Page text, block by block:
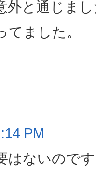
外と通じま
てました。
PM
はないので